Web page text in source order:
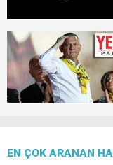
EN ÇOK ARANAN